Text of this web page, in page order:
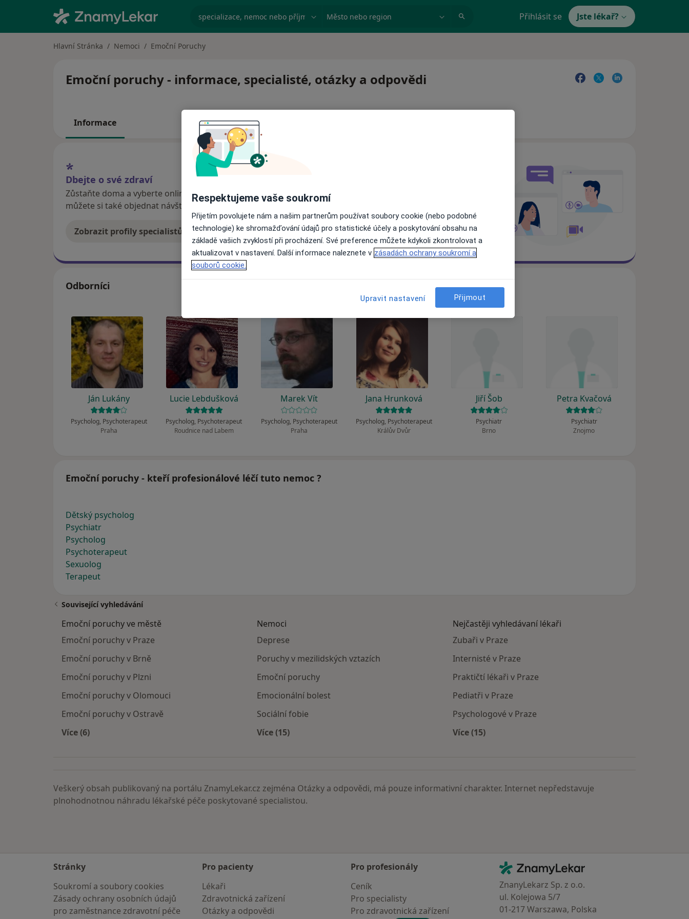
specializace, nemoc nebo příjmení Město nebo region Přihlásit se Jste lékař?
Hlavní Stránka Nemoci Emoční Poruchy
Emoční poruchy - informace, specialisté, otázky a odpovědi
Informace
Dbejte o své zdraví
Zůstaňte doma a vyberte online konzultaci pro zahájení nebo pokračování léčby. Pokud to potřebujete,
můžete si také objednat návštěvu v ordinaci.
Zobrazit profily specialistů Jak to funguje?
Odborníci
Ján Lukány
Psycholog, Psychoterapeut
Praha
Lucie Lebdušková
Psycholog, Psychoterapeut
Roudnice nad Labem
Marek Vít
Psycholog, Psychoterapeut
Praha
Jana Hrunková
Psycholog, Psychoterapeut
Králův Dvůr
Jiří Šob
Psychiatr
Brno
Petra Kvačová
Psychiatr
Znojmo
Emoční poruchy - kteří profesionálové léčí tuto nemoc ?
Dětský psycholog
Psychiatr
Psycholog
Psychoterapeut
Sexuolog
Terapeut
Související vyhledávání
Emoční poruchy ve městě
Emoční poruchy v Praze
Emoční poruchy v Brně
Emoční poruchy v Plzni
Emoční poruchy v Olomouci
Emoční poruchy v Ostravě
Více (6)
Nemoci
Deprese
Poruchy v mezilidských vztazích
Emoční poruchy
Emocionální bolest
Sociální fobie
Více (15)
Nejčastěji vyhledávaní lékaři
Zubaři v Praze
Internisté v Praze
Praktičtí lékaři v Praze
Pediatři v Praze
Psychologové v Praze
Více (15)
Veškerý obsah publikovaný na portálu ZnamyLekar.cz zejména Otázky a odpovědi, má pouze informativní charakter. Internet nepředstavuje
plnohodnotnou náhradu lékařské péče poskytované specialistou.
Stránky
Soukromí a soubory cookies
Zásady ochrany osobních údajů
pro zaměstnance zdravotní péče
Pro pacienty
Lékaři
Zdravotnická zařízení
Otázky a odpovědi
Pro profesionály
Ceník
Pro specialisty
Pro zdravotnická zařízení
Kontakt
ZnamyLekar - Hlavní stránka
ZnanyLekarz Sp. z o.o.
ul. Kolejowa 5/7
01-217 Warszawa, Polska
Respektujeme vaše soukromí
Přijetím povolujete nám a našim partnerům používat soubory cookie (nebo podobné
technologie) ke shromažďování údajů pro statistické účely a poskytování obsahu na
základě vašich zvyklostí při procházení. Své preference můžete kdykoli zkontrolovat a
aktualizovat v nastavení. Další informace naleznete v zásadách ochrany soukromí a
souborů cookie.
Upravit nastavení Přijmout